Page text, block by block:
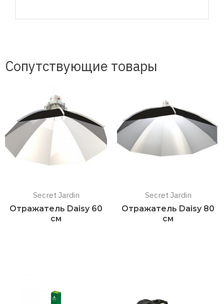
Сопутствующие товары
Secret Jardin
Отражатель Daisy 60
см
Secret Jardin
Отражатель Daisy 80
см